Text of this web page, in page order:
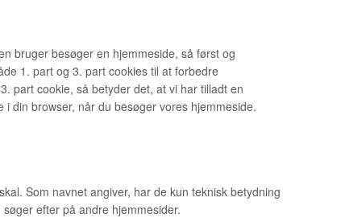
bruger besøger en hjemmeside, så først og
1. part og 3. part cookies til at forbedre
part cookie, så betyder det, at vi har tilladt en
din browser, når du besøger vores hjemmeside.
Som navnet angiver, har de kun teknisk betydning
efter på andre hjemmesider.